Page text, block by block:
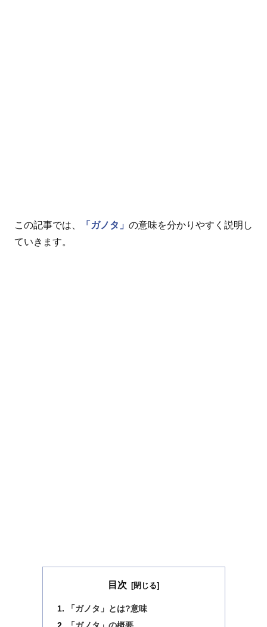
この記事では、 「ガノタ」 の意味を分かりやすく説明し
ていきます。
目次
「ガノタ」とは?意味